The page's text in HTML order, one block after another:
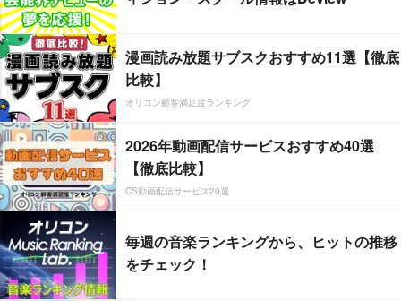
漫画読み放題サブスクおすすめ11選【徹底
比較】
オリコン顧客満足度ランキング
2026年動画配信サービスおすすめ40選
【徹底比較】
CS動画配信サービス20選
毎週の音楽ランキングから、ヒットの推移
をチェック！